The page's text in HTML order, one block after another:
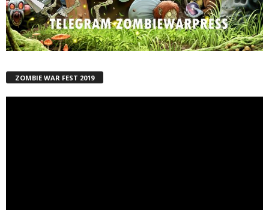
ZOMBIE WAR FEST 2019